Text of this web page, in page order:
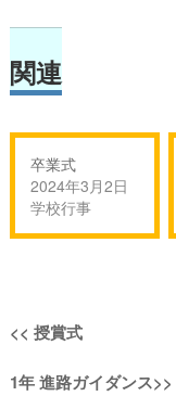
関連
卒業式
2024年3月2日
学校行事
投
稿
<< 過
の
授賞式
次
1年 進路ガイダンス>>